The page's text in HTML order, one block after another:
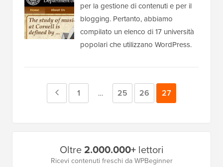
per la gestione di contenuti e per il
blogging. Pertanto, abbiamo
compilato un elenco di 17 università
popolari che utilizzano WordPress.
PaginaPagina
1
Pagine
intermedie
… Pagina
25 Pagina
26 Pagina
27
Oltre2.000.000+lettori
Ricevi contenuti freschi da WPBeginner